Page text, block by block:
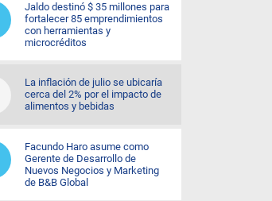
Jaldo destinó $ 35 millones para
fortalecer 85 emprendimientos
con herramientas y
microcréditos
La inflación de julio se ubicaría
cerca del 2% por el impacto de
alimentos y bebidas
Facundo Haro asume como
Gerente de Desarrollo de
Nuevos Negocios y Marketing
de B&B Global